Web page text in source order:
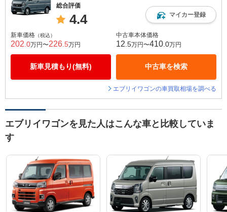
総合評価
4.4 マイカー登録
新車価格 （税込）
202 .0万円〜226 .5万円
新車見積もり(無料)
中古車本体価格
12 .5万円〜410 .0万円
中古車を検索
エブリイワゴンの車買取相場を調べる
エブリイワゴンを見た人はこんな車と比較していま
す